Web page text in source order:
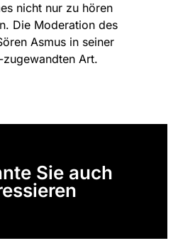
nicht nur zu hören
Die Moderation des
Asmus in seiner
Art.
Sie auch